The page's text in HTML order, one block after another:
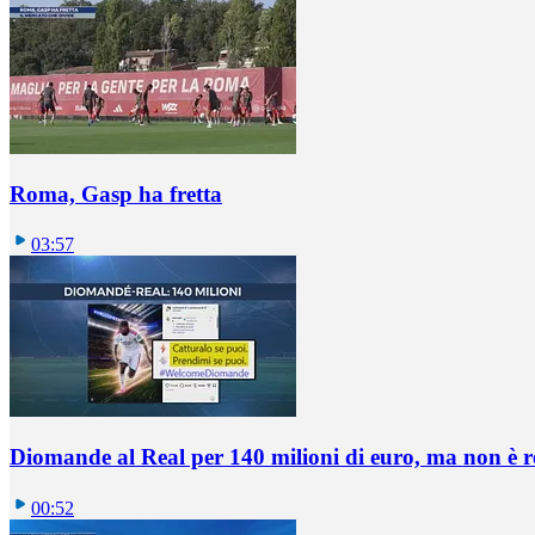
Roma, Gasp ha fretta
03:57
Diomande al Real per 140 milioni di euro, ma non è
00:52